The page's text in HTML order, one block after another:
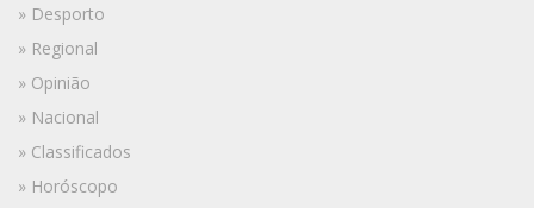
» Desporto
» Regional
» Opinião
» Nacional
» Classificados
» Horóscopo